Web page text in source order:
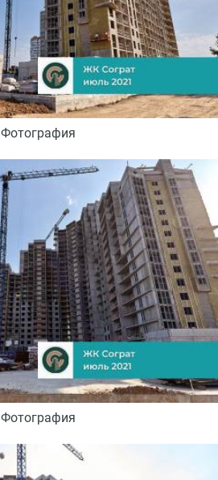
Фотография
Фотография